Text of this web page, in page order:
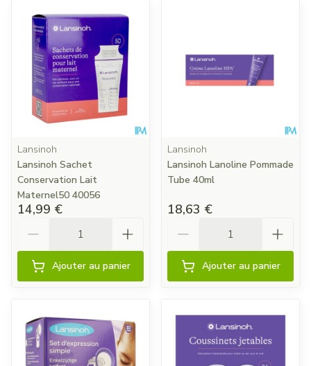
Lansinoh
Lansinoh Sachet
Conservation Lait
Maternel50 40056
14,99 €
Ajouter au panier
Lansinoh
Lansinoh Lanoline Pommade
Tube 40ml
18,63 €
Ajouter au panier